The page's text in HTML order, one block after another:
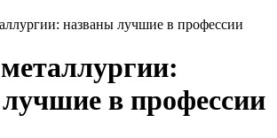
названы лучшие в профессии
в профессии